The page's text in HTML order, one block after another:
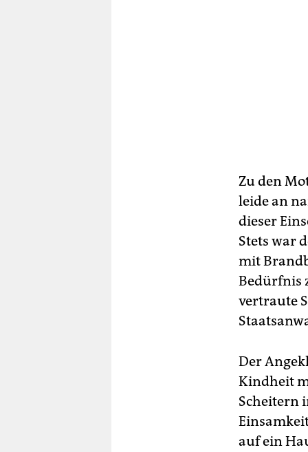
Zu den
leide an
dieser
Stets war
mit
Bedürfnis
vertraute
Der
Kindheit
Scheitern
auf ein